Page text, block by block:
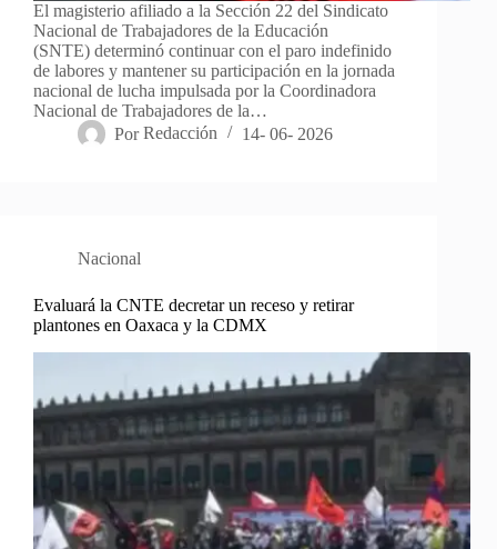
El magisterio afiliado a la Sección 22 del Sindicato
Nacional de Trabajadores de la Educación
(SNTE) determinó continuar con el paro indefinido
de labores y mantener su participación en la jornada
nacional de lucha impulsada por la Coordinadora
Nacional de Trabajadores de la…
Por Redacción 14- 06- 2026
Nacional
Evaluará la CNTE decretar un receso y retirar
plantones en Oaxaca y la CDMX